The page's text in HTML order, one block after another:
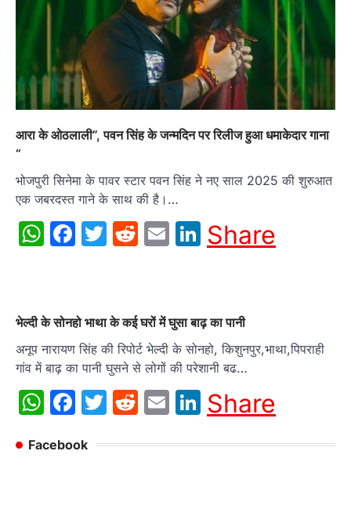
आरा के ओठलाली”, पवन सिंह के जन्मदिन पर रिलीज हुआ धमाकेदार गाना
“
भोजपुरी सिनेमा के पावर स्टार पवन सिंह ने नए साल 2025 की शुरुआत
एक जबरदस्त गाने के साथ की है।…
WhatsApp
Facebook
Twitter
Reddit
EmailLinkedIn
Share
भेल्दी के सोनहो भाथा के कई घरों में घुसा बाढ़ का पानी
अनूप नारायण सिंह की रिपोर्ट भेल्दी के सोनहो, किशुनपुर,भाथा,पिपराही
गांव में बाढ़ का पानी घुसने से लोगों की परेशानी बढ…
WhatsApp
Facebook
Twitter
Reddit
EmailLinkedIn
Share
Facebook